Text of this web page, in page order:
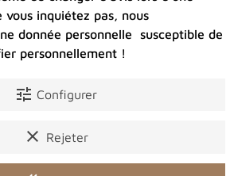
du produit
aimerez aussi
vous inquiétez pas, nous
donnée personnelle susceptible de
personnellement !
tune Configurer
clear Rejeter